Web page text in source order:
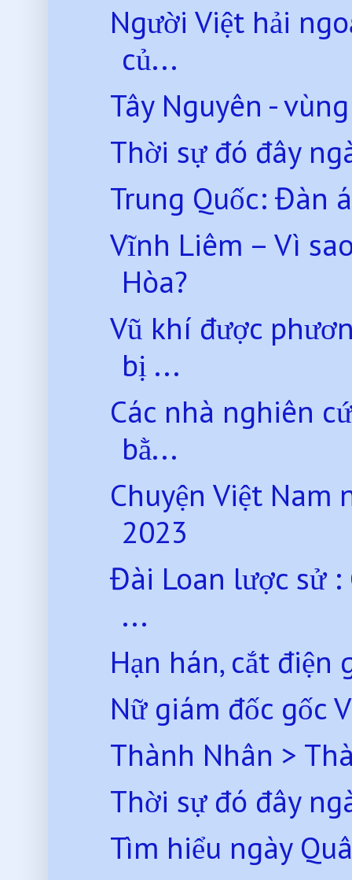
Người Việt hải
củ...
Tây Nguyên -
Thời sự đó đây
Trung Quốc: Đàn
Vĩnh Liêm – Vì
Hòa?
Vũ khí được
bị ...
Các nhà nghiên
bằ...
Chuyện Việt
2023
Đài Loan lược sử
...
Hạn hán, cắt điện
Nữ giám đốc gốc
Thành Nhân >
Thời sự đó đây
Tìm hiểu ngày